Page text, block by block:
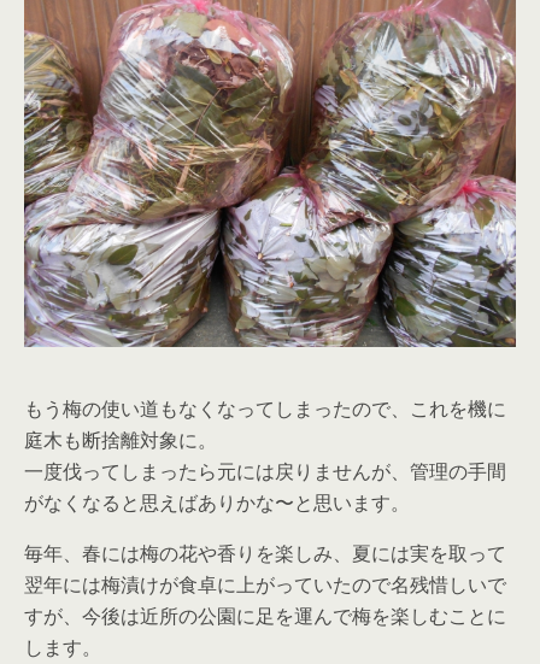
もう梅の使い道もなくなってしまったので、これを機に
庭木も断捨離対象に。
一度伐ってしまったら元には戻りませんが、管理の手間
がなくなると思えばありかな〜と思います。
毎年、春には梅の花や香りを楽しみ、夏には実を取って
翌年には梅漬けが食卓に上がっていたので名残惜しいで
すが、今後は近所の公園に足を運んで梅を楽しむことに
します。